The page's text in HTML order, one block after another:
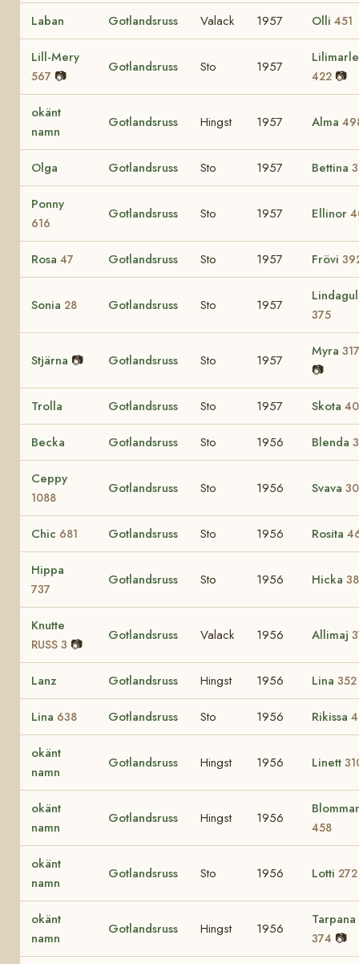
Laban Gotlandsruss Valack 1957 Olli 451
Lill-Mery
567 📷
Gotlandsruss Sto 1957
422 📷
okänt
namn
Gotlandsruss Hingst 1957 Alma
Olga Gotlandsruss Sto 1957 Bettina
Ponny
616
Gotlandsruss Sto 1957 Ellinor
Rosa 47 Gotlandsruss Sto 1957 Frövi
Sonia 28 Gotlandsruss Sto 1957
375
Stjärna 📷 Gotlandsruss Sto 1957
Myra 317
📷
Trolla Gotlandsruss Sto 1957 Skota
Becka Gotlandsruss Sto 1956 Blenda
Ceppy
1088
Gotlandsruss Sto 1956 Svava
Chic 681 Gotlandsruss Sto 1956 Rosita
Hippa
737
Gotlandsruss Sto 1956 Hicka
Knutte
RUSS 3 📷
Gotlandsruss Valack 1956 Allimaj
Lanz Gotlandsruss Hingst 1956 Lina 352
Lina 638 Gotlandsruss Sto 1956 Rikissa
okänt
namn
Gotlandsruss Hingst 1956 Linett
okänt
namn
Gotlandsruss Hingst 1956
458
okänt
namn
Gotlandsruss Sto 1956 Lotti 272
okänt
namn
Gotlandsruss Hingst 1956
Tarpana
374 📷